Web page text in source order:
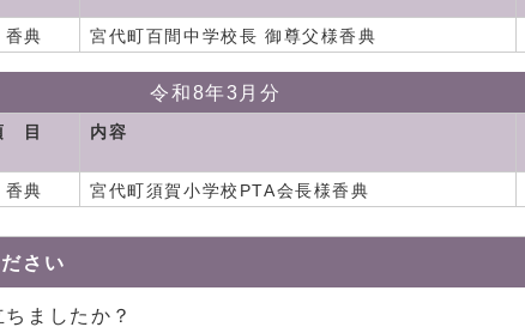
香典 宮代町百間中学校長 御尊父様香典
令和8年3月分
目 内容
香典 宮代町須賀小学校PTA会長様香典
さい
ましたか？